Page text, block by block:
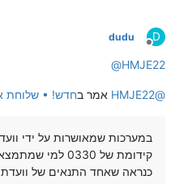
D
מנותק
dudu
@HMJE22
@
HMJE22 אמר בחדש! • שלוחת
במערכות שמאושרות על ידי
כנראה שאחד התנאים של